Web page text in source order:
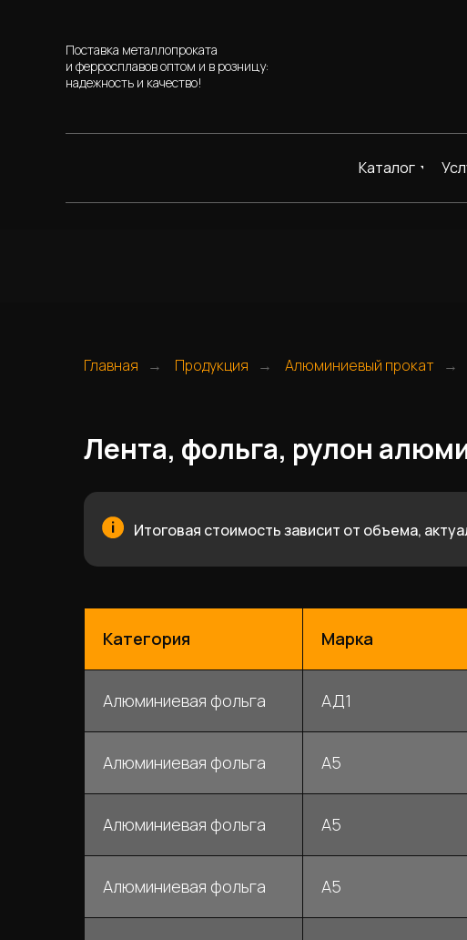
Поставка металлопроката
и ферросплавов оптом и в розницу:
надежность и качество!
Каталог
Главная → Продукция → Алюминиевый прокат →
Лента, фольга, рулон
Итоговая стоимость зависит от объема,
Категория Марка
Алюминиевая фольга АД1
Алюминиевая фольга А5
Алюминиевая фольга А5
Алюминиевая фольга А5